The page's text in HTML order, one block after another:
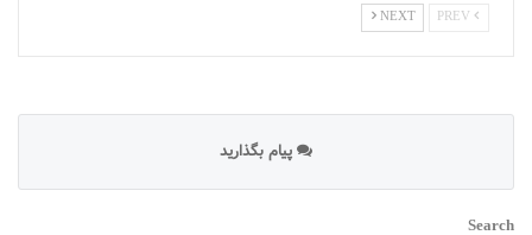
NEXT
پیام بگذارید
Search